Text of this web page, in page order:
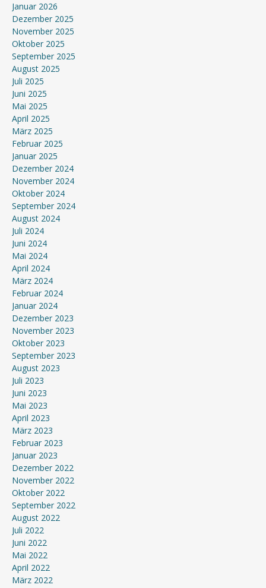
Januar 2026
Dezember 2025
November 2025
Oktober 2025
September 2025
August 2025
Juli 2025
Juni 2025
Mai 2025
April 2025
März 2025
Februar 2025
Januar 2025
Dezember 2024
November 2024
Oktober 2024
September 2024
August 2024
Juli 2024
Juni 2024
Mai 2024
April 2024
März 2024
Februar 2024
Januar 2024
Dezember 2023
November 2023
Oktober 2023
September 2023
August 2023
Juli 2023
Juni 2023
Mai 2023
April 2023
März 2023
Februar 2023
Januar 2023
Dezember 2022
November 2022
Oktober 2022
September 2022
August 2022
Juli 2022
Juni 2022
Mai 2022
April 2022
März 2022